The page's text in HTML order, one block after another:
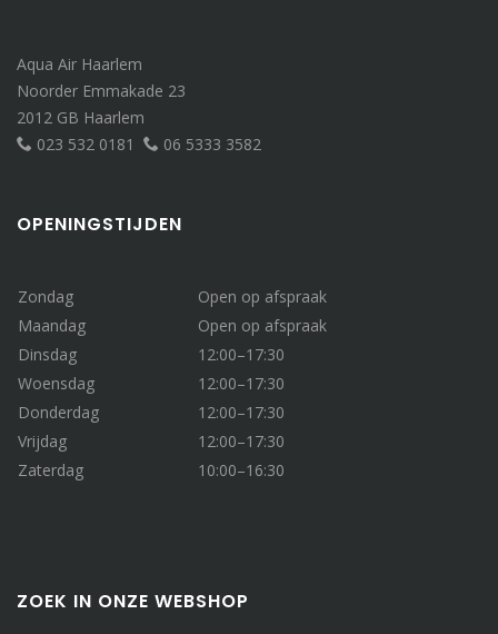
Aqua Air Haarlem
Noorder Emmakade 23
2012 GB Haarlem
023 532 0181
06 5333 3582
OPENINGSTIJDEN
Zondag
Open op afspraak
Maandag
Open op afspraak
Dinsdag
12:00–17:30
Woensdag
12:00–17:30
Donderdag
12:00–17:30
Vrijdag
12:00–17:30
Zaterdag
10:00–16:30
ZOEK IN ONZE WEBSHOP